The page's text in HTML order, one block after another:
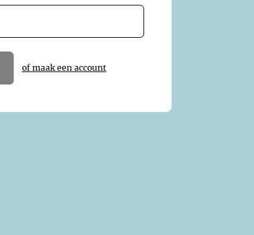
of maak een account